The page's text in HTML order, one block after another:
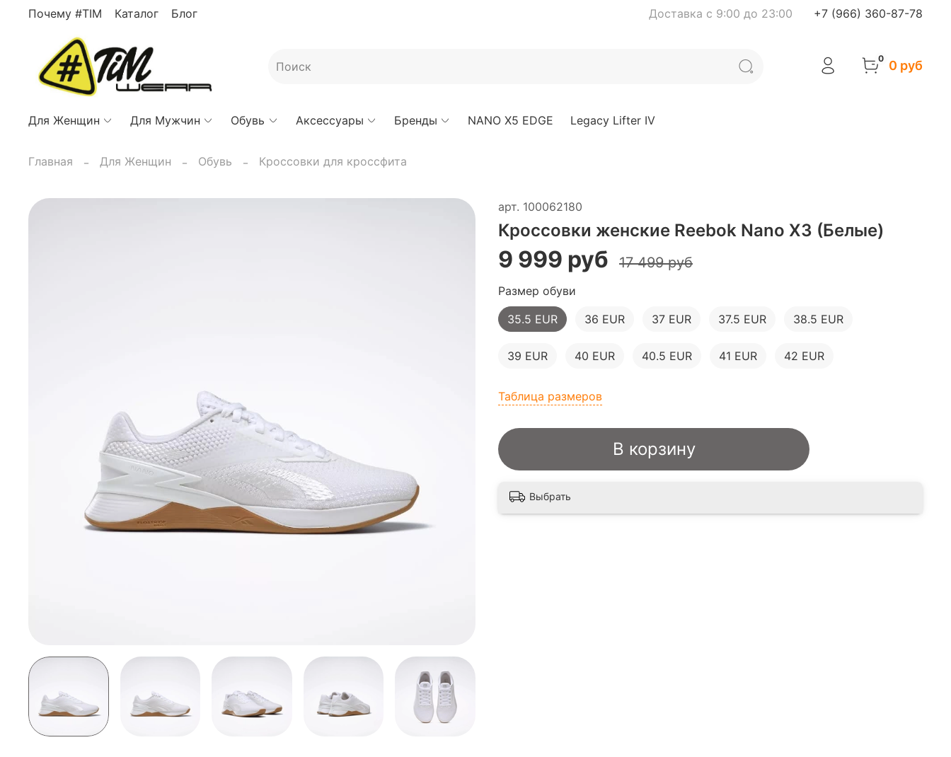
Почему #TIM Каталог Блог Доставка с 9:00 до 23:00 +7 (966) 360-87-78
0 0 руб
Для Женщин Для Мужчин Обувь Аксессуары Бренды NANO X5 EDGE Legacy Lifter IV
Главная Для Женщин Обувь Кроссовки для кроссфита
арт. 100062180
Кроссовки женские Reebok Nano X3 (Белые)
9 999 руб 17 499 руб
Таблица размеров
В корзину
Размер обуви
35.5 EUR
36 EUR 37 EUR 37.5 EUR 38.5 EUR
39 EUR 40 EUR 40.5 EUR 41 EUR 42 EUR
Выбрать